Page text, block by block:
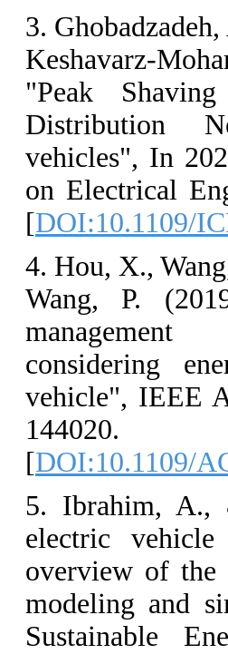
3.
Keshavarz-
"Peak
Distribution
vehicles", In
on Electrical
[DOI:10.1109/
4. Hou, X.,
Wang, P.
considering
vehicle",
144020.
[DOI:10.1109/
5. Ibrahim,
electric
overview of
modeling and
Sustainable